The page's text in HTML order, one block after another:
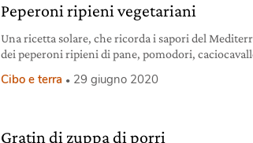
Peperoni ripieni vegetariani
Una ricetta solare, che ricorda i sapori del
dei peperoni ripieni di pane, pomodori,
Cibo e terra 29 giugno 2020
Gratin di zuppa di porri